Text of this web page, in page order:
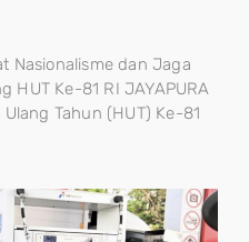
Nasionalisme dan Jaga
HUT Ke-81 RI JAYAPURA
Tahun (HUT) Ke-81